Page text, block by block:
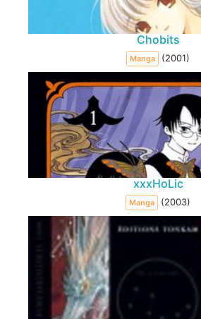
Chobits
Manga (2001)
xxxHoLic
Manga (2003)